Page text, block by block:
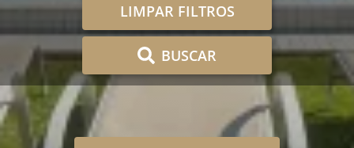
LIMPAR FILTROS
BUSCAR